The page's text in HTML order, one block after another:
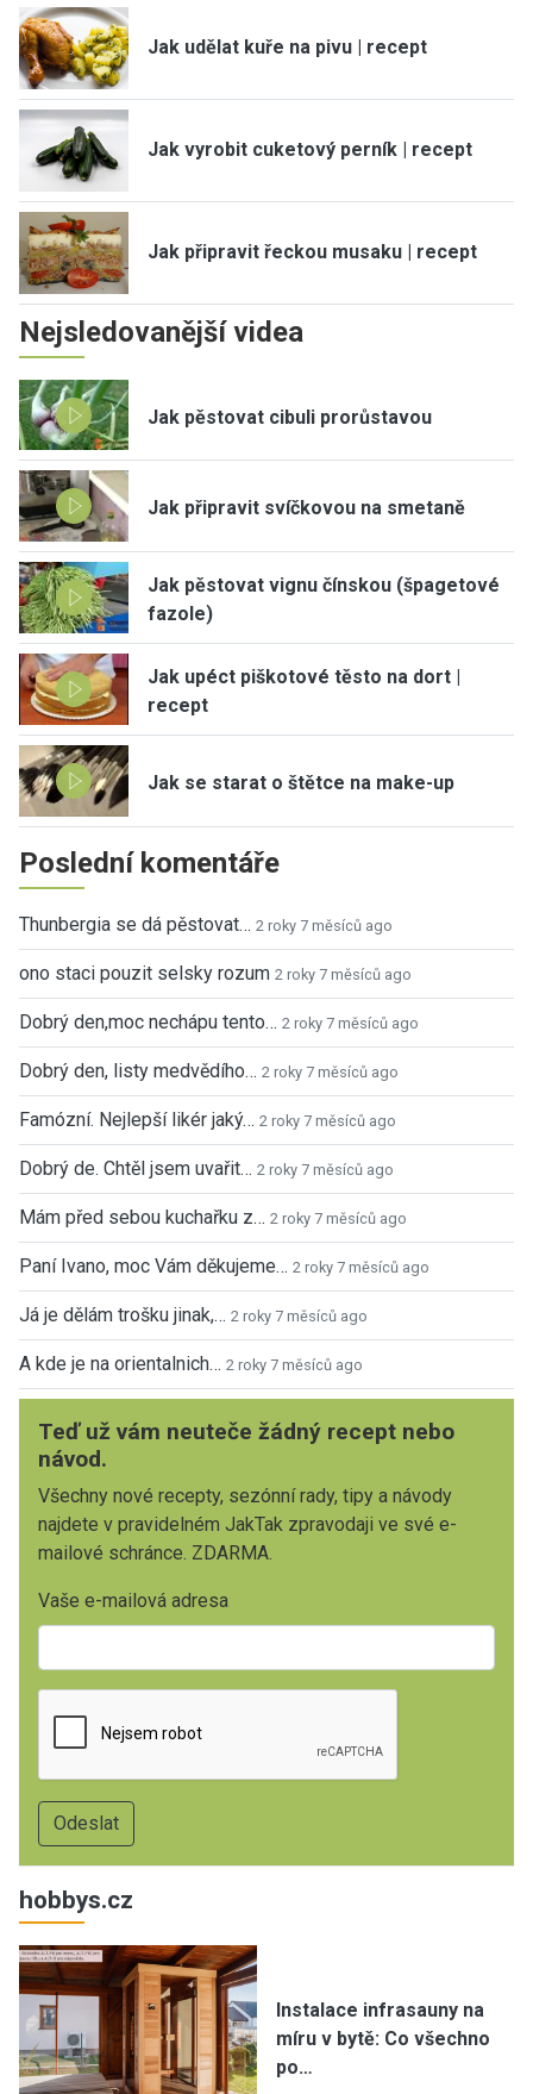
Jak udělat kuře na pivu | recept
Jak vyrobit cuketový perník | recept
Jak připravit řeckou musaku | recept
Nejsledovanější videa
Jak pěstovat cibuli prorůstavou
Jak připravit svíčkovou na smetaně
Jak pěstovat vignu čínskou (špagetové
fazole)
Jak upéct piškotové těsto na dort |
recept
Jak se starat o štětce na make-up
Poslední komentáře
Thunbergia se dá pěstovat… 2 roky 7 měsíců ago
ono staci pouzit selsky rozum 2 roky 7 měsíců ago
Dobrý den,moc nechápu tento… 2 roky 7 měsíců ago
Dobrý den, listy medvědího… 2 roky 7 měsíců ago
Famózní. Nejlepší likér jaký… 2 roky 7 měsíců ago
Dobrý de. Chtěl jsem uvařit… 2 roky 7 měsíců ago
Mám před sebou kuchařku z… 2 roky 7 měsíců ago
Paní Ivano, moc Vám děkujeme… 2 roky 7 měsíců ago
Já je dělám trošku jinak,… 2 roky 7 měsíců ago
A kde je na orientalnich… 2 roky 7 měsíců ago
Teď už vám neuteče žádný recept nebo
návod.
Všechny nové recepty, sezónní rady, tipy a návody
najdete v pravidelném JakTak zpravodaji ve své e-
mailové schránce. ZDARMA.
Vaše e-mailová adresa
hobbys.cz
Instalace infrasauny na
míru v bytě: Co všechno
po…